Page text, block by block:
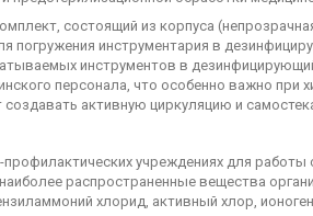
состоящий из корпуса
погружения инструментария в
инструментов в
персонала, что особенно важно при
активную циркуляцию и
профилактических учреждениях для
распространенные вещества
хлорид, активный хлор,